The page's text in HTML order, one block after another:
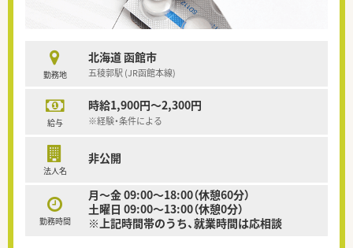
勤務地
北海道 函館市
五稜郭駅 (JR函館本線)
給与
時給1,900円～2,300円
※経験・条件による
法人名
非公開
勤務時間
月～金 09:00～18:00（休憩60分）
土曜日 09:00～13:00（休憩0分）
※上記時間帯のうち、就業時間は応相談